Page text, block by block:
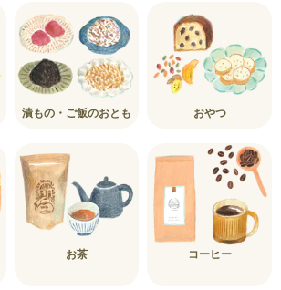
漬もの・ご飯のおとも おやつ
お茶 コーヒー